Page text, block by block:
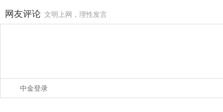
网友评论 文明上网，理性发言
中金登录